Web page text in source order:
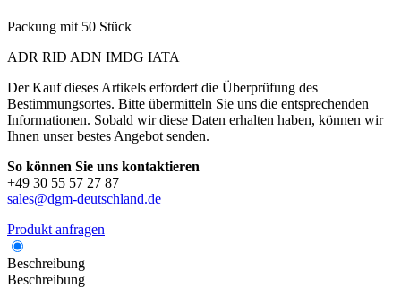
Packung mit 50 Stück
ADR RID ADN IMDG IATA
Der Kauf dieses Artikels erfordert die Überprüfung des
Bestimmungsortes. Bitte übermitteln Sie uns die entsprechenden
Informationen. Sobald wir diese Daten erhalten haben, können wir
Ihnen unser bestes Angebot senden.
So können Sie uns kontaktieren
+49 30 55 57 27 87
sales@dgm-deutschland.de
Produkt anfragen
Beschreibung
Beschreibung